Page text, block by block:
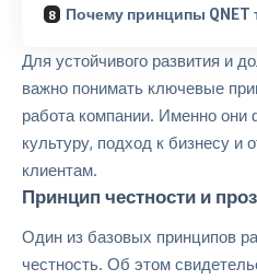
Почему принципы QNET
Для устойчивого развития и
важно понимать ключевые
работа компании. Именно
культуру, подход к бизнесу и
клиентам.
Принцип честности и
Один из базовых принципов
честность. Об этом